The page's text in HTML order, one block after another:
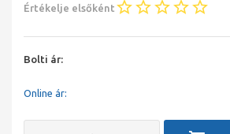
Értékelje elsőként
Bolti ár:
Online ár: